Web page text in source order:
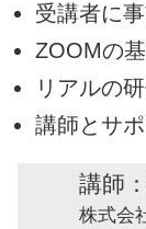
受講者に
ZOOMの
リアルの
講師とサ
講師
株式会